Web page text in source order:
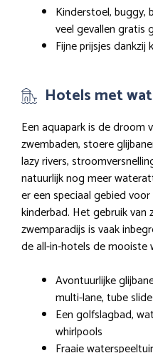
Kinderstoel, buggy,
veel gevallen gratis
Fijne prijsjes dankzij
Hotels met
Een aquapark is de droom
zwembaden, stoere
lazy rivers,
natuurlijk nog meer
er een speciaal gebied
kinderbad. Het gebruik van
zwemparadijs is vaak
de all-in-hotels de mooiste
Avontuurlijke
multi-lane, tube
Een golfslagbad,
whirlpools